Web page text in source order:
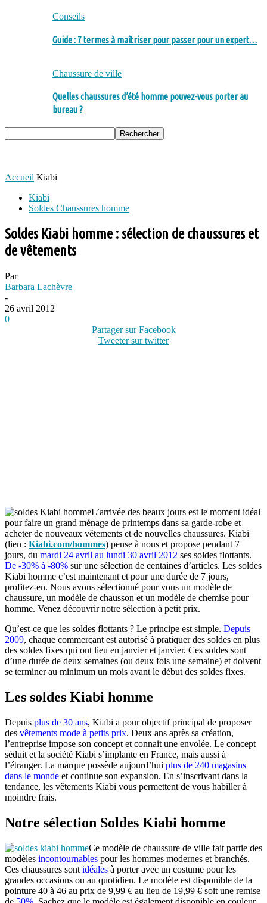
Conseils
Guide : 7 termes à maîtriser pour passer pour un expert…
Chaussure de ville
Quelles chaussures d’été homme pouvez-vous porter au
bureau ?
Accueil Kiabi
Kiabi
Soldes Chaussures homme
Soldes Kiabi homme : sélection de chaussures et
de vêtements
Par
Barbara Lachèvre
-
26 avril 2012
0
Partager sur Facebook
Tweeter sur twitter
L’arrivée des beaux jours est le moment idéal
pour faire un grand ménage de printemps dans sa garde-robe et
acheter de nouveaux vêtements et de nouvelles chaussures. Kiabi
(lien : Kiabi.com/hommes) pense à nous et propose pendant 7
jours, du mardi 24 avril au lundi 30 avril 2012 ses soldes flottants.
De -30% à -80% sur une sélection de centaines d’articles. Les soldes
Kiabi homme c’est maintenant et pour une durée de 7 jours,
profitez-en. Nous avons sélectionné pour vous un modèle de
chaussure, un modèle de chausson et un modèle de chemise pour
homme. Venez découvrir notre sélection à petit prix.
Qu’est-ce que les soldes flottants ? Le principe est simple. Depuis
2009, chaque commerçant est autorisé à pratiquer des soldes en plus
des soldes fixes qui ont lieu en janvier et janvier. Ces soldes sont
d’une durée de deux semaines (ou deux fois une semaine) et doivent
se terminer au minimum un mois avant le début des soldes fixes.
Les soldes Kiabi homme
Depuis plus de 30 ans, Kiabi a pour objectif principal de proposer
des vêtements mode à petits prix. Deux ans après sa création,
l’entreprise impose son concept et connait une envolée. Le concept
séduit et la société Kiabi s’implante en France, mais aussi à
l’étranger. La marque possède aujourd’hui plus de 240 magasins
dans le monde et continue son expansion. En s’inscrivant dans la
tendance, les vêtements Kiabi vous permettent de vous habiller à
moindre frais.
Notre sélection Soldes Kiabi homme
Ce modèle de chaussure de ville fait partie des
modèles incontournables pour les hommes modernes et branchés.
Ces chaussures sont idéales à porter avec un costume pour les
grandes occasions ou au quotidien. Le modèle est disponible de la
pointure 40 à 46 au prix de 9,99 € au lieu de 19,99 € soit une remise